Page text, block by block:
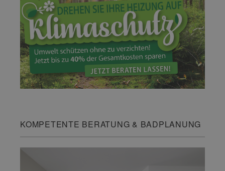
KOMPETENTE BERATUNG & BADPLANUNG